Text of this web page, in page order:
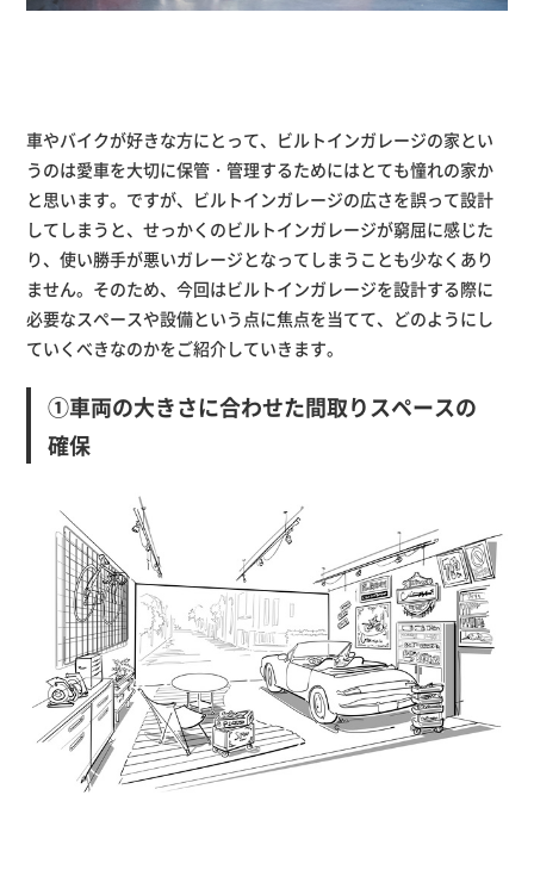
車やバイクが好きな方にとって、ビルトインガレージの家とい
うのは愛車を大切に保管・管理するためにはとても憧れの家か
と思います。ですが、ビルトインガレージの広さを誤って設計
してしまうと、せっかくのビルトインガレージが窮屈に感じた
り、使い勝手が悪いガレージとなってしまうことも少なくあり
ません。そのため、今回はビルトインガレージを設計する際に
必要なスペースや設備という点に焦点を当てて、どのようにし
ていくべきなのかをご紹介していきます。
①車両の大きさに合わせた間取りスペースの
確保